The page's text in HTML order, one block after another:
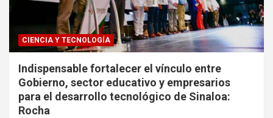
CIENCIA Y TECNOLOGÍA
Indispensable fortalecer el vínculo entre
Gobierno, sector educativo y empresarios
para el desarrollo tecnológico de Sinaloa:
Rocha